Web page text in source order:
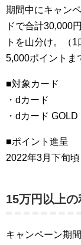
期間中にキャン
ドで合計30,000
トを山分け。（
5,000ポイントま
■対象カード
・dカード
・dカード GOLD
■ポイント進呈
2022年3月下旬頃
15万円以上
キャンペーン期